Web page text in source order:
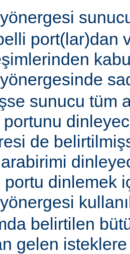
yönergesi
port(lar)dan
yönergesinde
sunucu tüm
de
dinlemek
yönergesi
belirtilen
gelen isteklere